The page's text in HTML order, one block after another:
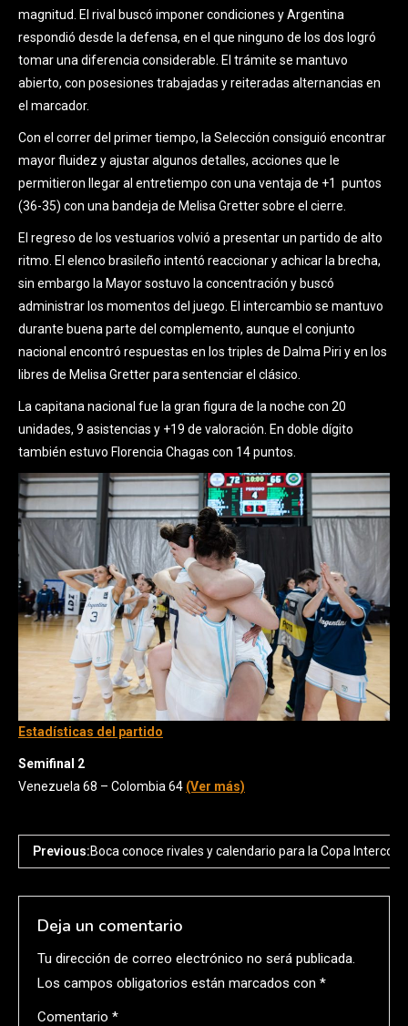
magnitud. El rival buscó imponer condiciones y Argentina
respondió desde la defensa, en el que ninguno de los dos logró
tomar una diferencia considerable. El trámite se mantuvo
abierto, con posesiones trabajadas y reiteradas alternancias en
el marcador.
Con el correr del primer tiempo, la Selección consiguió encontrar
mayor fluidez y ajustar algunos detalles, acciones que le
permitieron llegar al entretiempo con una ventaja de +1 puntos
(36-35) con una bandeja de Melisa Gretter sobre el cierre.
El regreso de los vestuarios volvió a presentar un partido de alto
ritmo. El elenco brasileño intentó reaccionar y achicar la brecha,
sin embargo la Mayor sostuvo la concentración y buscó
administrar los momentos del juego. El intercambio se mantuvo
durante buena parte del complemento, aunque el conjunto
nacional encontró respuestas en los triples de Dalma Piri y en los
libres de Melisa Gretter para sentenciar el clásico.
La capitana nacional fue la gran figura de la noche con 20
unidades, 9 asistencias y +19 de valoración. En doble dígito
también estuvo Florencia Chagas con 14 puntos.
Estadísticas del partido
Semifinal 2
Venezuela 68 – Colombia 64 (Ver más)
Previous:Boca conoce rivales y calendario para la Copa
Deja un comentario
Tu dirección de correo electrónico no será publicada.
Los campos obligatorios están marcados con *
Comentario *